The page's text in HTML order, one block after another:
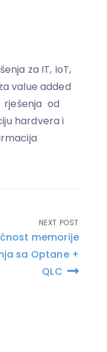
za IT, IoT,
value added
rješenja od
hardvera i
NEXT POST
memorije
sa Optane +
QLC